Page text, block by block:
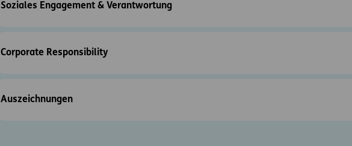
Soziales Engagement & Verantwortung
Corporate Responsibility
Auszeichnungen